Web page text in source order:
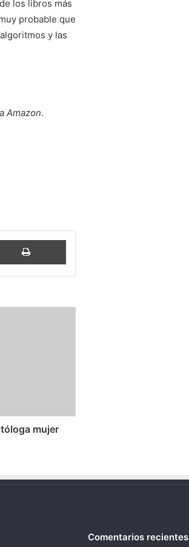
los libros más
probable que
y las
Amazon.
Imprimir
mujer
Comentarios recientes